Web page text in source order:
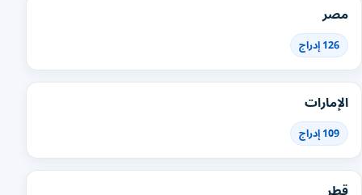
مصر
126 إدراج
الإمارات
109 إدراج